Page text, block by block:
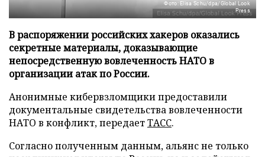
Фото: Elisa Schu/dpa/Global Look
Press
В распоряжении российских хакеров оказались
секретные материалы, доказывающие
непосредственную вовлеченность НАТО в
организации атак по России.
Анонимные кибервзломщики предоставили
документальные свидетельства вовлеченности
НАТО в конфликт, передаетТАСС.
Согласно полученным данным, альянс не только